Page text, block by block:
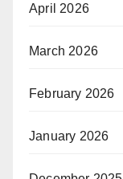
April 2026
March 2026
February 2026
January 2026